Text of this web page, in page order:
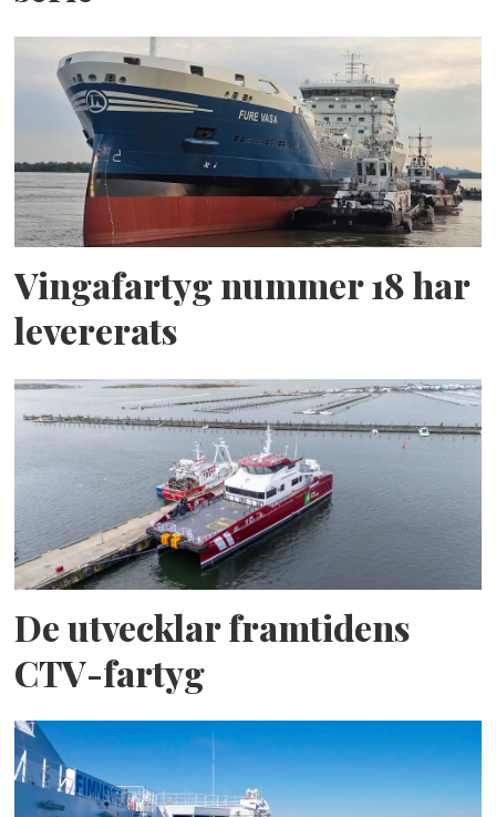
Vingafartyg nummer 18 har
levererats
De utvecklar framtidens
CTV-fartyg